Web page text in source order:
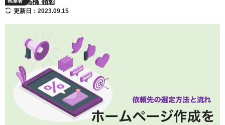
更新日：2023.09.15